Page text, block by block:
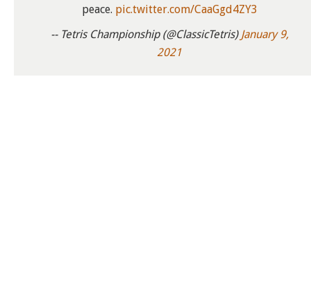
peace. pic.twitter.com/CaaGgd4ZY3
-- Tetris Championship (@ClassicTetris) January 9,
2021